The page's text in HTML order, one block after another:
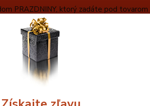
PRAZDNINY, ktorý zadáte pod tovarom
INFORMÁCIE
Hľadať
Pri